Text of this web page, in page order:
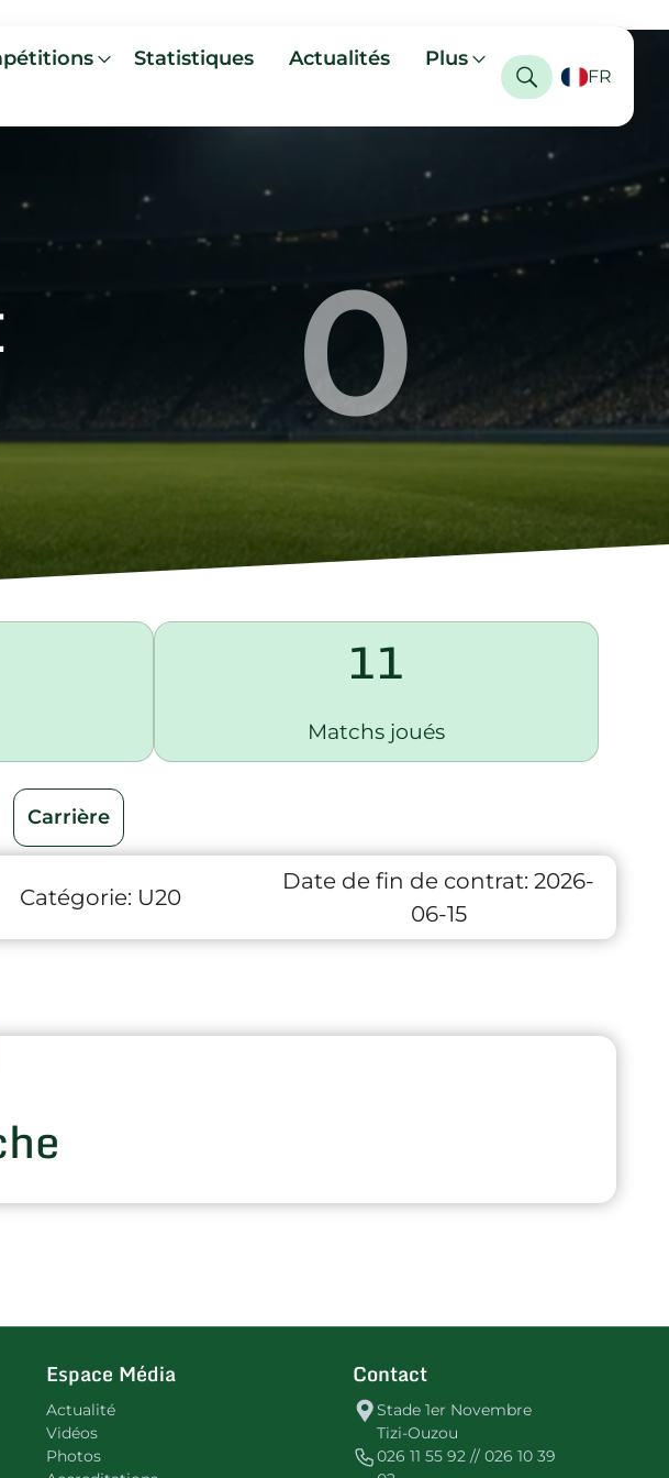
Statistiques Actualités Plus
FR
0
11
Matchs joués
Carrière
Catégorie: U20
Date de fin de contrat: 2026-
06-15
Espace Média
Actualité
Vidéos
Photos
Contact
Stade 1er Novembre
Tizi-Ouzou
026 11 55 92 // 026 10 39